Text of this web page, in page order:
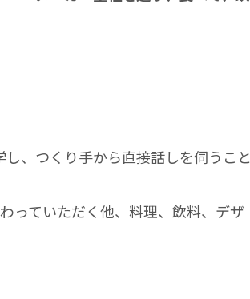
、つくり手から直接話しを伺うこと
っていただく他、料理、飲料、デザ